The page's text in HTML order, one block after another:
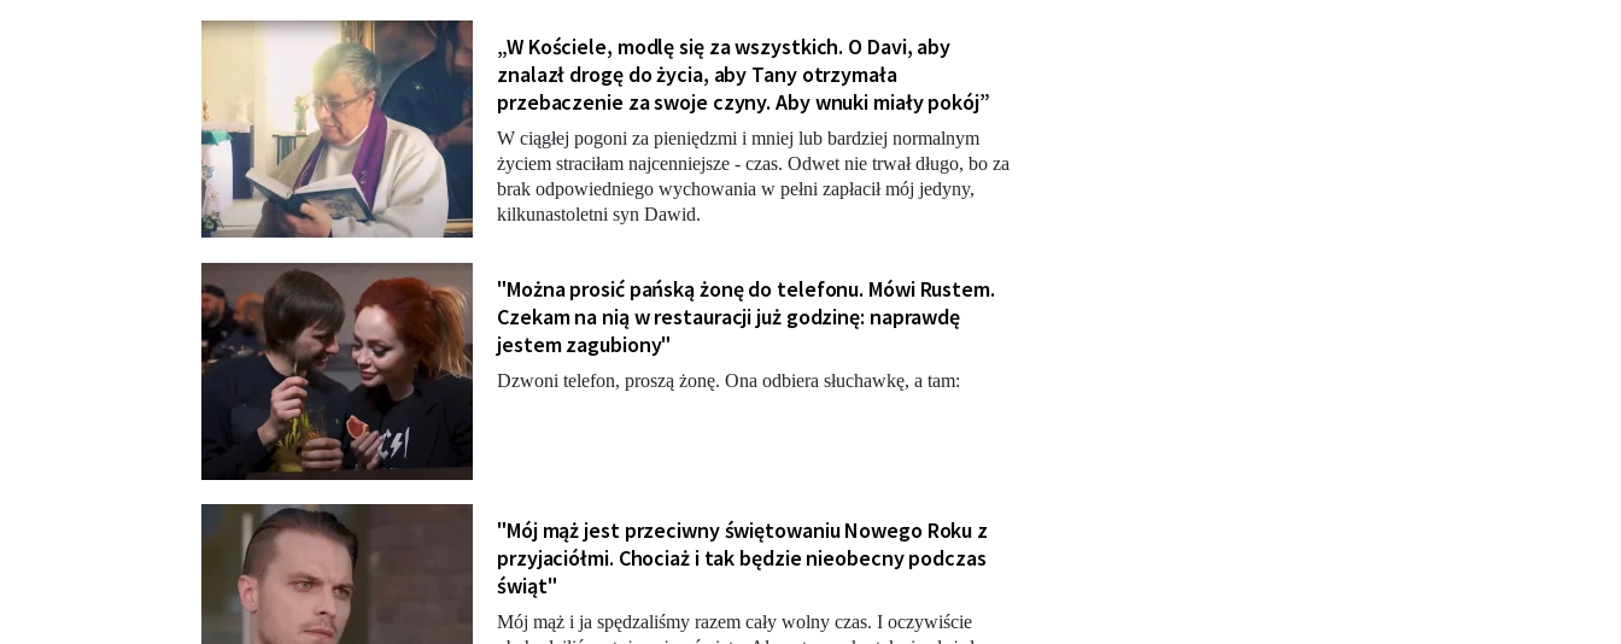
„W Kościele, modlę się za wszystkich. O Davi, aby
znalazł drogę do życia, aby Tany otrzymała
przebaczenie za swoje czyny. Aby wnuki miały pokój”
W ciągłej pogoni za pieniędzmi i mniej lub bardziej normalnym
życiem straciłam najcenniejsze - czas. Odwet nie trwał długo, bo za
brak odpowiedniego wychowania w pełni zapłacił mój jedyny,
kilkunastoletni syn Dawid.
"Można prosić pańską żonę do telefonu. Mówi Rustem.
Czekam na nią w restauracji już godzinę: naprawdę
jestem zagubiony"
Dzwoni telefon, proszą żonę. Ona odbiera słuchawkę, a tam:
"Mój mąż jest przeciwny świętowaniu Nowego Roku z
przyjaciółmi. Chociaż i tak będzie nieobecny podczas
świąt"
Mój mąż i ja spędzaliśmy razem cały wolny czas. I oczywiście